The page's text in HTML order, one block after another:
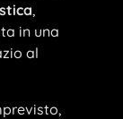
,
in una
al